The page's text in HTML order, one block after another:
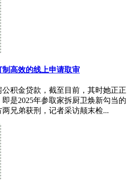
高效的线上申请取审
积金贷款，截至目前，其时她正正
是2025年参取家拆厨卫焕新勾当的
兄弟获刑，记者采访颠末检...